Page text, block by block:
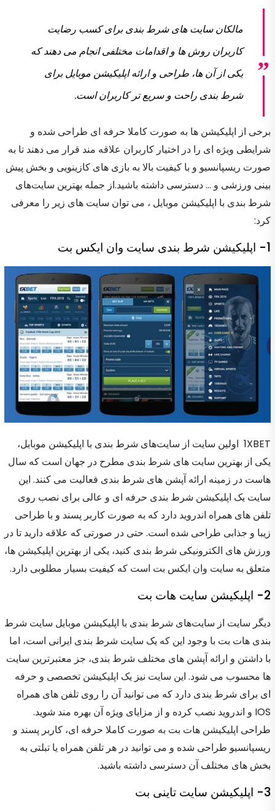
مالکان سایت های شرط بندی برای کسب رضایت
کاربران روش ها و اقدامات مختلفی انجام می دهند که
یکی از آن ها، طراحی و ارائه اپلیکیشن موبایل برای
شرط بندی راحت و سریع تر کاربران است.
برخی از اپلیکیشن ها به صورت کاملا حرفه ای طراحی شده و
شرایطی ویژه ای را در اختیار کاربران علاقه مند قرار می دهند تا به
صورت ریسپانسیو و با کیفیت بالا به بازی های کازینویی و بخش پیش
بینی ورزشی و … دسترسی داشته باشید.از جمله بهترین سایت‌های
شرط بندی با اپلیکیشن موبایل ، می توان سایت های زیر را معرفی
کرد:
1- اپلیکیشن شرط بندی سایت وان ایکس بت
1XBET اولین سایت از سایت‌های شرط بندی با اپلیکیشن موبایل،
یکی از بهترین سایت های شرط بندی مطرح در جهان است که سال
هاست در زمینه ارائه آپشن های شرط بندی فعالیت می کنند. این
سایت یک اپلیکیشن شرط بندی حرفه ای و عالی برای نصب روی
تلفن های همراه اندروید دارد که به صورت کاربر پسند و با طراحی
زیبا و جذابی طراحی شده است. حتی در صورتی که علاقه دارید تا در
ورزش های الکترونیکی شرط بندی کنید، یکی از بهترین اپلیکیشن ها،
متعلق به سایت وان ایکس بت است که کیفیت بسیار مطلوبی دارد.
2- اپلیکیشن سایت هات بت
دیگر سایت از سایت‌های شرط بندی با اپلیکیشن موبایل سایت شرط
بندی هات بت با وجود این که یک سایت شرط بندی ایرانی است، اما
با داشتن و ارائه آپشن های مختلف شرط بندی، جز معتبرترین سایت
ها محسوب می شود. این سایت نیز یک اپلیکیشن تخصصی و حرفه
ای برای شرط بندی دارد که می توانید آن را روی تلفن های همراه
IOS و اندروید نصب کرده و از مزایای ویژه آن بهره مند شوید.
طراحی اپلیکیشن هات بت به صورت کاملا حرفه ای، کاربر پسند و
ریسپانسیو طراحی شده و می توانید در هر تلفن همراه یا تبلتی به
بخش های مختلف آن دسترسی داشته باشید.
3- اپلیکیشن سایت تاینی بت